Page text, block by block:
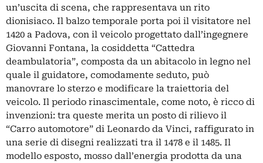
un’uscita di scena, che rappresentava un rito
dionisiaco. Il balzo temporale porta poi il visitatore nel
1420 a Padova, con il veicolo progettato dall’ingegnere
Giovanni Fontana, la cosiddetta “Cattedra
deambulatoria”, composta da un abitacolo in legno nel
quale il guidatore, comodamente seduto, può
manovrare lo sterzo e modificare la traiettoria del
veicolo. Il periodo rinascimentale, come noto, è ricco di
invenzioni: tra queste merita un posto di rilievo il
“Carro automotore” di Leonardo da Vinci, raffigurato in
una serie di disegni realizzati tra il 1478 e il 1485. Il
modello esposto, mosso dall’energia prodotta da una